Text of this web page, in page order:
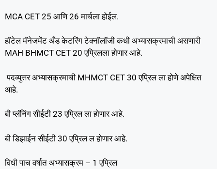
MCA CET 25 आणि 26 मार्चला होईल.
हॉटेल मॅनेजमेंट अँड केटरिंग टेक्नॉलॉजी कधी अभ्यासक्रमाची असणारी
MAH BHMCT CET 20 एप्रिलला होणार आहे.
पदव्युत्तर अभ्यासक्रमाची MHMCT CET 30 एप्रिल ला होणे अपेक्षित
आहे.
बी प्लॅनिंग सीईटी 23 एप्रिल ला होणार आहे.
बी डिझाईन सीईटी 30 एप्रिल ल होणार आहे.
विधी पाच वर्षात अभ्यासक्रम – 1 एप्रिल